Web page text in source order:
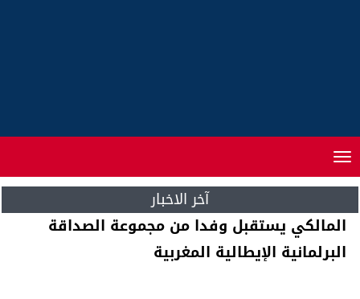
Toggle
navigation
آخر الاخبار
بنعبد القادر يدعو لاجتماع شبكة الكتاب العامين